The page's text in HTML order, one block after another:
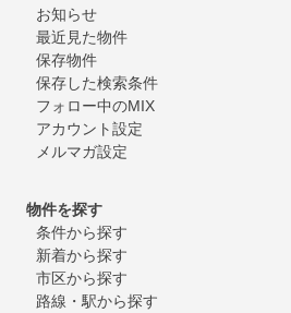
お知らせ
最近見た物件
保存物件
保存した検索条件
フォロー中のMIX
アカウント設定
メルマガ設定
物件を探す
条件から探す
新着から探す
市区から探す
路線・駅から探す